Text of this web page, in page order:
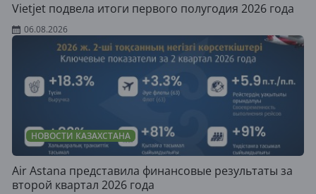
Vietjet подвела итоги первого полугодия 2026 года
06.08.2026
НОВОСТИ КАЗАХСТАНА
Air Astana представила финансовые результаты за
второй квартал 2026 года